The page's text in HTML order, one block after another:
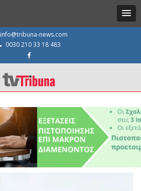
info@tribuna-news.com
0030 210 33 18 483